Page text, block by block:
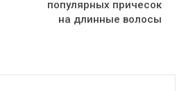
популярных причесок
на длинные волосы